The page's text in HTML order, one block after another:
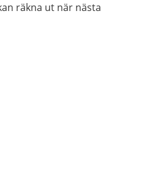
räkna ut när nästa